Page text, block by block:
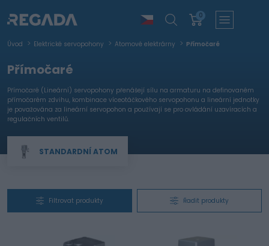
0
Úvod Elektrické servopohony Atomové elektrárny Přímočaré
Přímočaré
Přímočaré (Lineární) servopohony přenášejí sílu na armaturu na definovaném
přímočarém zdvihu, kombinace víceotáčkového servopohonu a lineární jednotky
je považována za lineární servopohon a používají se pro ovládání uzavíracích a
regulačních ventilů.
STANDARDNÍ ATOM
Filtrovat produkty Řadit produkty